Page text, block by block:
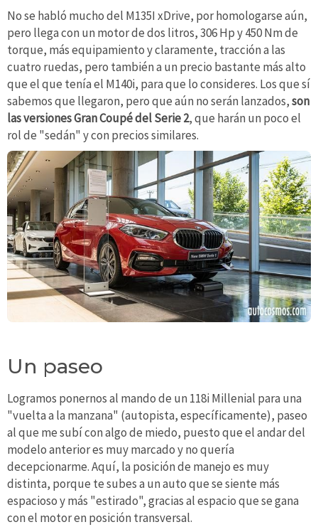
No se habló mucho del M135I xDrive, por homologarse aún,
pero llega con un motor de dos litros, 306 Hp y 450 Nm de
torque, más equipamiento y claramente, tracción a las
cuatro ruedas, pero también a un precio bastante más alto
que el que tenía el M140i, para que lo consideres. Los que sí
sabemos que llegaron, pero que aún no serán lanzados,son
las versiones Gran Coupé del Serie 2, que harán un poco el
rol de "sedán" y con precios similares.
Un paseo
Logramos ponernos al mando de un 118i Millenial para una
"vuelta a la manzana" (autopista, específicamente), paseo
al que me subí con algo de miedo, puesto que el andar del
modelo anterior es muy marcado y no quería
decepcionarme. Aquí, la posición de manejo es muy
distinta, porque te subes a un auto que se siente más
espacioso y más "estirado", gracias al espacio que se gana
con el motor en posición transversal.